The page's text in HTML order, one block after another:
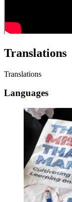
Translations
Translations
Languages